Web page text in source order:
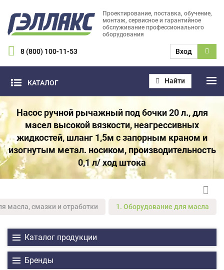
Проектирование, поставка, обучение,
монтаж, сервисное и гарантийное
обслуживание профессионального
оборудования
8 (800) 100-11-53 Вход
КАТАЛОГ Найти
Насос ручной рычажный под бочки 20 л., для
масел высокой вязкости, неагрессивных
жидкостей, шланг 1,5м с запорным краном и
изогнутым метал. носиком, производительность
0,1 л/ ход штока
масла, смазки и отработки 1. Оборудование для масла
Каталог продукции
Бренды